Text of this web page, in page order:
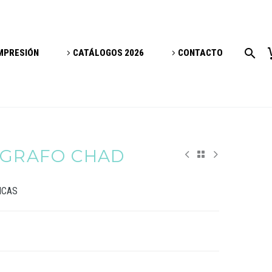
CATÁLOGOS 2026 CONTACTO
CHAD